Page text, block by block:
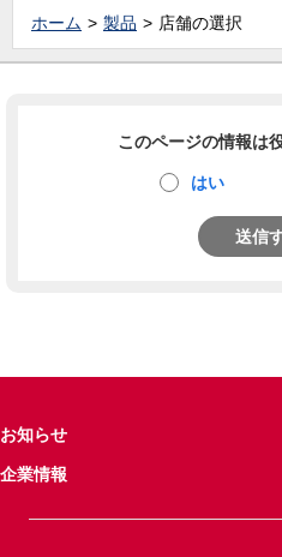
ホーム 製品 店舗の選択
このページの情報は
はい
送信
お知らせ
企業情報